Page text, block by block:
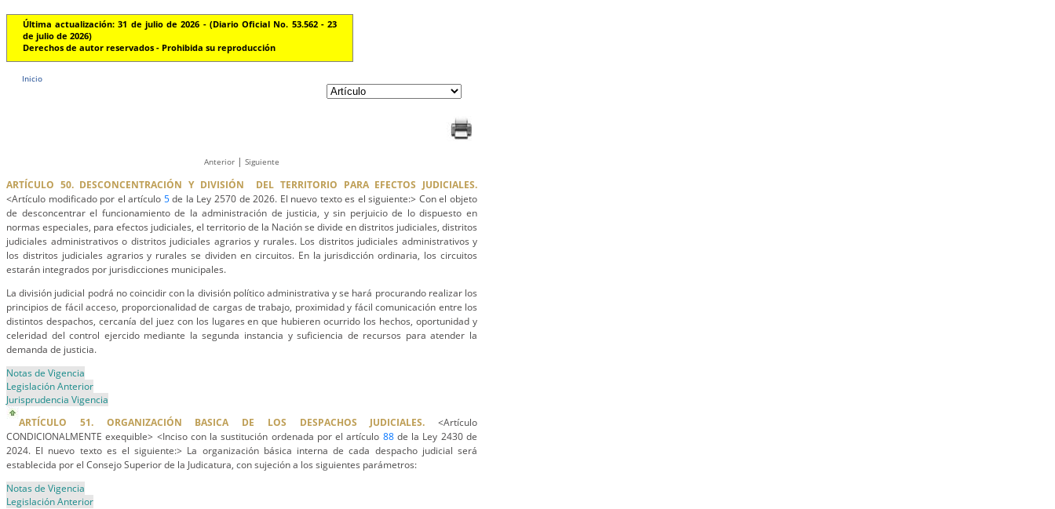
Última actualización: 31 de julio de 2026 - (Diario Oficial No. 53.562 - 23
de julio de 2026)
Derechos de autor reservados - Prohibida su reproducción
Inicio
Anterior | Siguiente
ARTÍCULO 50. DESCONCENTRACIÓN Y DIVISIÓN DEL TERRITORIO PARA EFECTOS JUDICIALES.
<Artículo modificado por el artículo 5de la Ley 2570 de 2026. El nuevo texto es el siguiente:> Con el objeto
de desconcentrar el funcionamiento de la administración de justicia, y sin perjuicio de lo dispuesto en
normas especiales, para efectos judiciales, el territorio de la Nación se divide en distritos judiciales, distritos
judiciales administrativos o distritos judiciales agrarios y rurales. Los distritos judiciales administrativos y
los distritos judiciales agrarios y rurales se dividen en circuitos. En la jurisdicción ordinaria, los circuitos
estarán integrados por jurisdicciones municipales.
La división judicial podrá no coincidir con la división político administrativa y se hará procurando realizar los
principios de fácil acceso, proporcionalidad de cargas de trabajo, proximidad y fácil comunicación entre los
distintos despachos, cercanía del juez con los lugares en que hubieren ocurrido los hechos, oportunidad y
celeridad del control ejercido mediante la segunda instancia y suficiencia de recursos para atender la
demanda de justicia.
Notas de Vigencia
Legislación Anterior
Jurisprudencia Vigencia
ARTÍCULO 51. ORGANIZACIÓN BASICA DE LOS DESPACHOS JUDICIALES. <Artículo
CONDICIONALMENTE exequible> <Inciso con la sustitución ordenada por el artículo 88de la Ley 2430 de
2024. El nuevo texto es el siguiente:> La organización básica interna de cada despacho judicial será
establecida por el Consejo Superior de la Judicatura, con sujeción a los siguientes parámetros:
Notas de Vigencia
Legislación Anterior